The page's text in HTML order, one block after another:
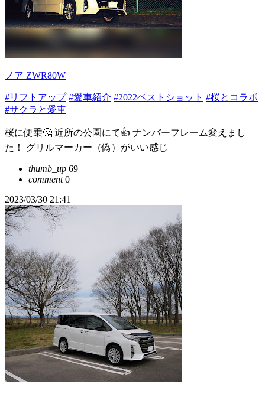
ノア ZWR80W
#リフトアップ #愛車紹介 #2022ベストショット #桜とコラボ
#サクラと愛車
桜に便乗🤔 近所の公園にて👍️ ナンバーフレーム変えまし
た！ グリルマーカー（偽）がいい感じ
thumb_up 69
comment0
2023/03/30 21:41